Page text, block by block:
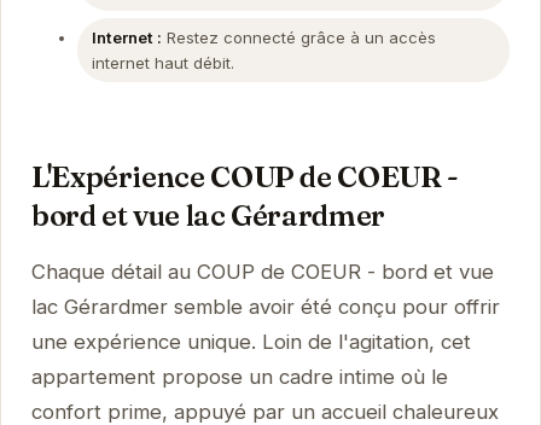
Internet : Restez connecté grâce à un accès
internet haut débit.
L'Expérience COUP de COEUR -
bord et vue lac Gérardmer
Chaque détail au COUP de COEUR - bord et vue
lac Gérardmer semble avoir été conçu pour offrir
une expérience unique. Loin de l'agitation, cet
appartement propose un cadre intime où le
confort prime, appuyé par un accueil chaleureux